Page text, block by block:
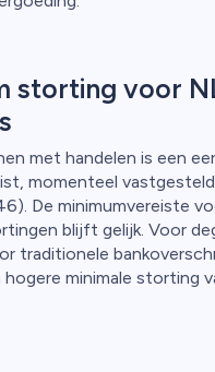
storting voor
met handelen is een
momenteel
De minimumvereiste
blijft gelijk. Voor
traditionele
minimale storting